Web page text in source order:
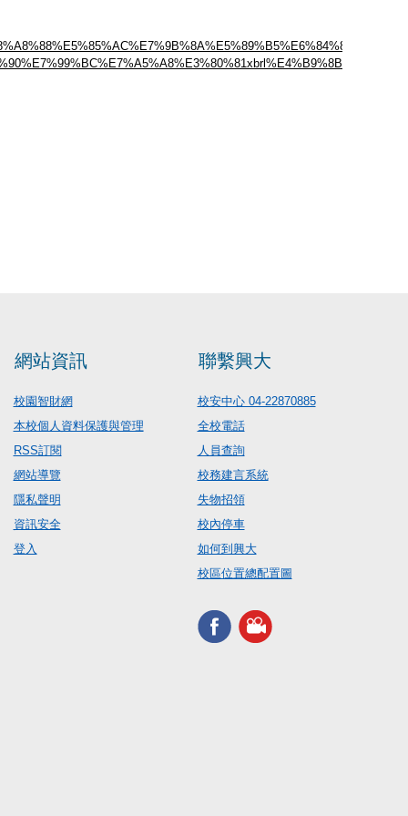
網站資訊
校園智財網
本校個人資料保護與管理
RSS訂閱
網站導覽
隱私聲明
資訊安全
登入
聯繫興大
校安中心 04-22870885
全校電話
人員查詢
校務建言系統
失物招領
校內停車
如何到興大
校區位置總配置圖